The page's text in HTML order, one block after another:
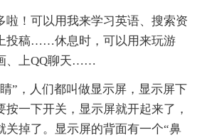
啦！可以用我来学习英语、搜索资
投稿……休息时，可以用来玩游
、上QQ聊天……
”，人们都叫做显示屏，显示屏下
按一下开关，显示屏就开起来了，
关掉了。显示屏的背面有一个“鼻